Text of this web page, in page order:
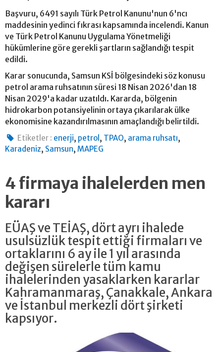
Başvuru, 6491 sayılı Türk Petrol Kanunu'nun 6'ncı
maddesinin yedinci fıkrası kapsamında incelendi. Kanun
ve Türk Petrol Kanunu Uygulama Yönetmeliği
hükümlerine göre gerekli şartların sağlandığı tespit
edildi.
Karar sonucunda, Samsun KSİ bölgesindeki söz konusu
petrol arama ruhsatının süresi 18 Nisan 2026'dan 18
Nisan 2029'a kadar uzatıldı. Kararda, bölgenin
hidrokarbon potansiyelinin ortaya çıkarılarak ülke
ekonomisine kazandırılmasının amaçlandığı belirtildi.
Etiketler : enerji, petrol , TPAO, arama ruhsatı,
Karadeniz, Samsun, MAPEG
4 firmaya ihalelerden men
kararı
EÜAŞ ve TEİAŞ, dört ayrı ihalede
usulsüzlük tespit ettiği firmaları ve
ortaklarını 6 ay ile 1 yıl arasında
değişen sürelerle tüm kamu
ihalelerinden yasaklarken kararlar
Kahramanmaraş, Çanakkale, Ankara
ve İstanbul merkezli dört şirketi
kapsıyor.